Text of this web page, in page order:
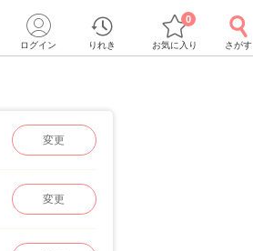
ログイン りれき お気に入り
0
さがす
変更
変更